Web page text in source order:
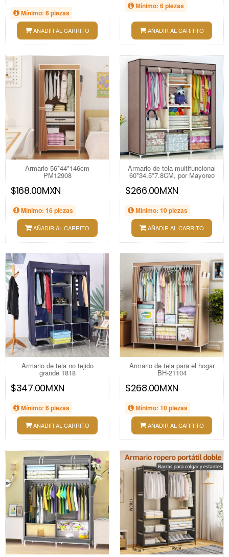
Mínimo: 6 piezas
AÑADIR AL CARRITO
Mínimo: 6 piezas
AÑADIR AL CARRITO
Armario 56*44*146cm
PM12908
$168.00MXN
Mínimo: 16 piezas
AÑADIR AL CARRITO
Armario de tela multifuncional
60*34.5*7.8CM, por Mayoreo
$266.00MXN
Mínimo: 10 piezas
AÑADIR AL CARRITO
Armario de tela no tejido
grande 1818
$347.00MXN
Mínimo: 6 piezas
AÑADIR AL CARRITO
Armario de tela para el hogar
BH-21104
$268.00MXN
Mínimo: 10 piezas
AÑADIR AL CARRITO